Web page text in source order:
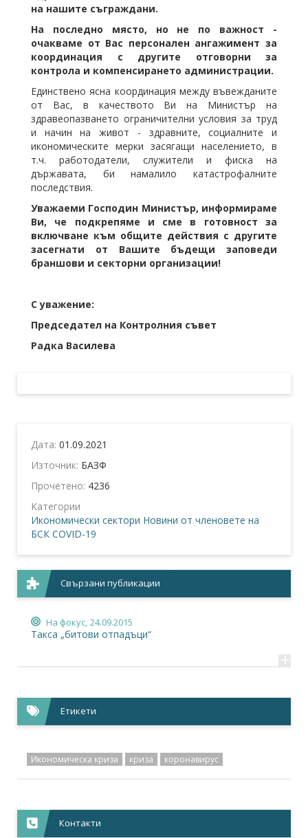
на нашите съграждани.
На последно място, но не по важност -
очакваме от Вас персонален ангажимент за
координация с другите отговорни за
контрола и компенсирането администрации.
Единствено ясна координация между въвежданите
от Вас, в качеството Ви на Министър на
здравеопазването ограничителни условия за труд
и начин на живот - здравните, социалните и
икономическите мерки засягащи населението, в
т.ч. работодатели, служители и фиска на
държавата, би намалило катастрофалните
последствия.
Уважаеми Господин Министър, информираме
Ви, че подкрепяме и сме в готовност за
включване към общите действия с другите
засегнати от Вашите бъдещи заповеди
браншови и секторни организации!
С уважение:
Председател на Контролния съвет
Радка Василева
Дата: 01.09.2021
Източник: БАЗФ
Прочетено: 4236
Категории
Икономически сектори Новини от членовете на
БСК COVID-19
Свързани публикации
На фокус, 24.09.2015
Такса „битови отпадъци“
+
Етикети
Икономическа криза криза коронавирус
Контакти